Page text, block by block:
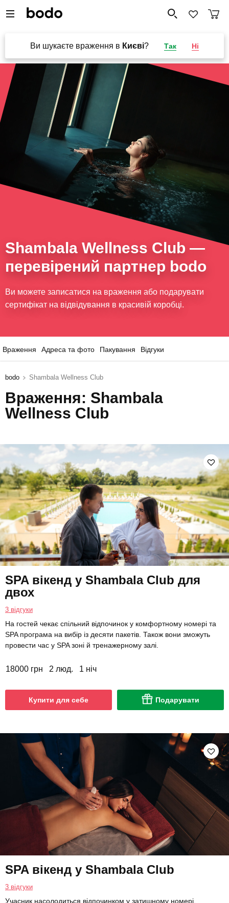
Ви шукаєте враження в Києві? Так Ні
Shambala Wellness Club —
перевірений партнер bodo
Ви можете записатися на враження або подарувати
сертифікат на відвідування в красивій коробці.
Враження Адреса та фото Пакування Відгуки
bodo Shambala Wellness Club
Враження: Shambala
Wellness Club
SPA вікенд у Shambala Club для
двох
3 відгуки
На гостей чекає спільний відпочинок у комфортному номері та
SPA програма на вибір із десяти пакетів. Також вони зможуть
провести час у SPA зоні й тренажерному залі.
18000 грн 2 люд. 1 ніч
Купити для себе Подарувати
SPA вікенд у Shambala Club
3 відгуки
Учасник насолодиться відпочинком у затишному номері,